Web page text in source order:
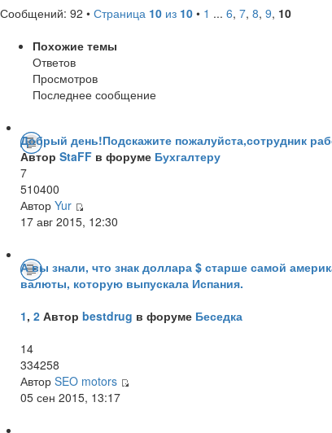
Сообщений: 92 • Страница 10 из 10 • 1 ... 6, 7, 8, 9, 10
Похожие темы
Ответов
Просмотров
Последнее сообщение
Добрый день!Подскажите пожалуйста,сотрудник
Автор StaFF в форуме Бухгалтеру
7
510400
Автор Yur
17 авг 2015, 12:30
А вы знали, что знак доллара $ старше самой
валюты, которую выпускала Испания.
1, 2 Автор bestdrug в форуме Беседка
14
334258
Автор SEO motors
05 сен 2015, 13:17